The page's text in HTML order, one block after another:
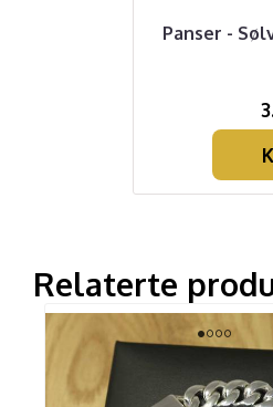
Panser -
Relaterte